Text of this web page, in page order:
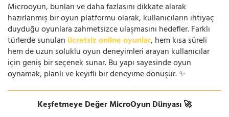
Microoyun, bunları ve daha fazlasını dikkate alarak
hazırlanmış bir oyun platformu olarak, kullanıcıların ihtiyaç
duyduğu oyunlara zahmetsizce ulaşmasını hedefler. Farklı
türlerde sunulan ücretsiz online oyunlar, hem kısa süreli
hem de uzun soluklu oyun deneyimleri arayan kullanıcılar
için geniş bir seçenek sunar. Bu yapı sayesinde oyun
oynamak, planlı ve keyifli bir deneyime dönüşür. ✨
Keşfetmeye Değer MicroOyun Dünyası 🚀